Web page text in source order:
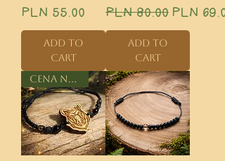
Price
PLN 55.00
Add to
Cart
Regular Price
PLN 80.00 Sale Price
PLN 69.00
Add to
Cart
CENA NA START